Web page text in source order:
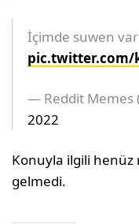
İçimde suwen var
pic.twitter.com/
— Reddit Memes
2022
Konuyla ilgili henüz
gelmedi.